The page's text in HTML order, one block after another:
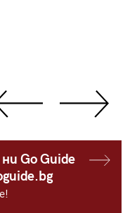
Go Guide